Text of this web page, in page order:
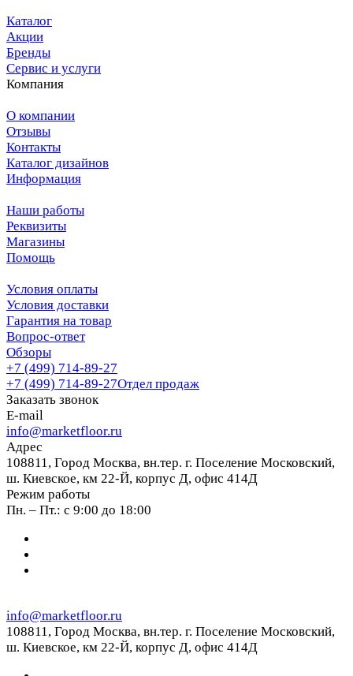
Каталог
Акции
Бренды
Сервис и услуги
Компания
О компании
Отзывы
Контакты
Каталог дизайнов
Информация
Наши работы
Реквизиты
Магазины
Помощь
Условия оплаты
Условия доставки
Гарантия на товар
Вопрос-ответ
Обзоры
+7 (499) 714-89-27
+7 (499) 714-89-27Отдел продаж
Заказать звонок
E-mail
info@marketfloor.ru
Адрес
108811, Город Москва, вн.тер. г. Поселение Московский,
ш. Киевское, км 22-Й, корпус Д, офис 414Д
Режим работы
Пн. – Пт.: с 9:00 до 18:00
info@marketfloor.ru
108811, Город Москва, вн.тер. г. Поселение Московский,
ш. Киевское, км 22-Й, корпус Д, офис 414Д